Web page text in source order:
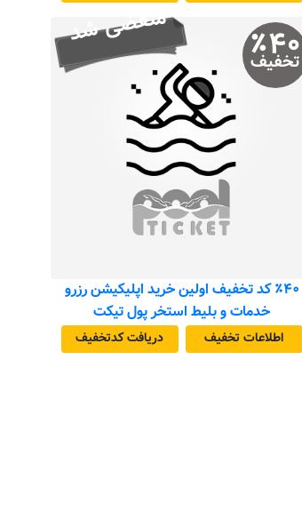
منقضی شد ۴۰٪
تخفیف
٪۴۰ کد تخفیف اولین خرید اپلیکیشن رزرو
خدمات و بلیط استخر پول تیکت
اطلاعات تخفیف دریافت کد‌تخفیف